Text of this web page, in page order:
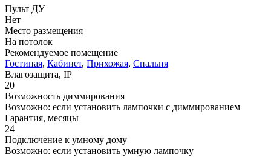
Пульт ДУ
Нет
Место размещения
На потолок
Рекомендуемое помещение
Гостиная, Кабинет, Прихожая, Спальня
Влагозащита, IP
20
Возможность диммирования
Возможно: если установить лампочки с диммированием
Гарантия, месяцы
24
Подключение к умному дому
Возможно: если установить умную лампочку